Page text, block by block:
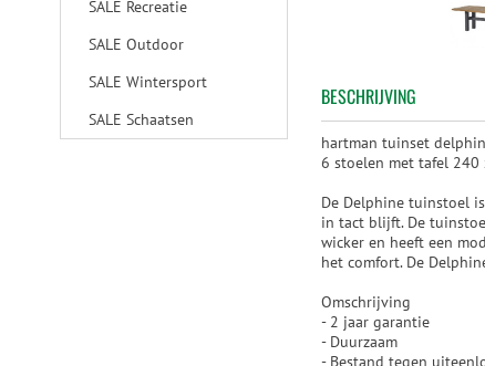
BESCHRIJVING
hartman tuinset
6 stoelen met tafel 240
De Delphine tuinstoel
in tact blijft. De
wicker en heeft een
het comfort. De
Omschrijving
- 2 jaar garantie
- Duurzaam
- Bestand tegen
SALE Recreatie
SALE Outdoor
SALE Wintersport
SALE Schaatsen